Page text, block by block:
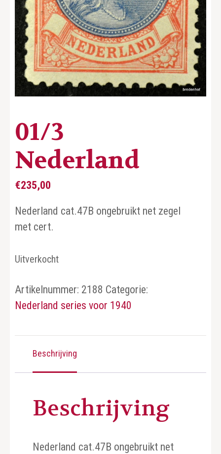
01/3
Nederland
€235,00
Nederland cat.47B ongebruikt net zegel
met cert.
Uitverkocht
Artikelnummer: 2188 Categorie:
Nederland series voor 1940
Beschrijving
Beschrijving
Nederland cat.47B ongebruikt net